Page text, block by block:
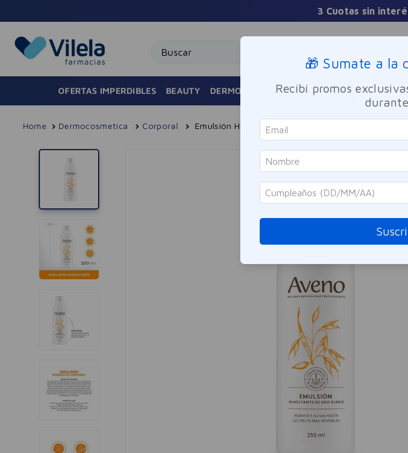
3 Cuotas sin
OFERTAS IMPERDIBLES BEAUTY DERMOCOSMÉTICA FRAGANCIAS
Dermocosmetica Corporal Emulsión Hidratante Corporal 250ml
🎁 Sumate a la
Recibí promos